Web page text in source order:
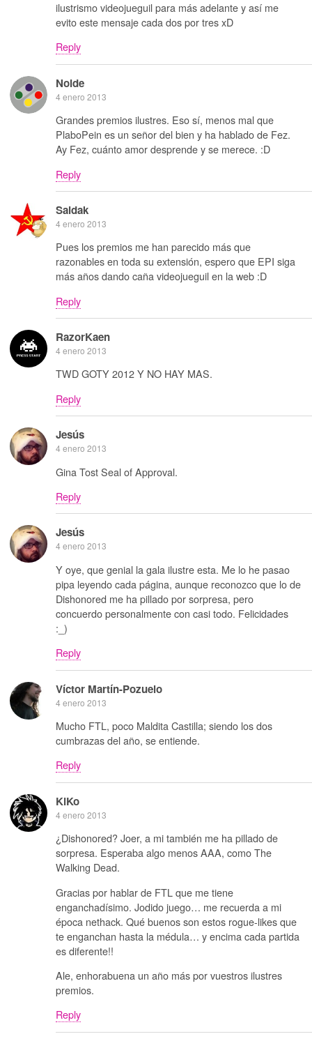
ilustrismo videojueguil para más adelante y así me
evito este mensaje cada dos por tres xD
Reply
Noide
4 enero 2013
Grandes premios ilustres. Eso sí, menos mal que
PlaboPein es un señor del bien y ha hablado de Fez.
Ay Fez, cuánto amor desprende y se merece. :D
Reply
Saidak
4 enero 2013
Pues los premios me han parecido más que
razonables en toda su extensión, espero que EPI siga
más años dando caña videojueguil en la web :D
Reply
RazorKaen
4 enero 2013
TWD GOTY 2012 Y NO HAY MAS.
Reply
Jesús
4 enero 2013
Gina Tost Seal of Approval.
Reply
Jesús
4 enero 2013
Y oye, que genial la gala ilustre esta. Me lo he pasao
pipa leyendo cada página, aunque reconozco que lo de
Dishonored me ha pillado por sorpresa, pero
concuerdo personalmente con casi todo. Felicidades
:_)
Reply
Víctor Martín-Pozuelo
4 enero 2013
Mucho FTL, poco Maldita Castilla; siendo los dos
cumbrazas del año, se entiende.
Reply
KiKo
4 enero 2013
¿Dishonored? Joer, a mi también me ha pillado de
sorpresa. Esperaba algo menos AAA, como The
Walking Dead.
Gracias por hablar de FTL que me tiene
enganchadísimo. Jodido juego… me recuerda a mi
época nethack. Qué buenos son estos rogue-likes que
te enganchan hasta la médula… y encima cada partida
es diferente!!
Ale, enhorabuena un año más por vuestros ilustres
premios.
Reply